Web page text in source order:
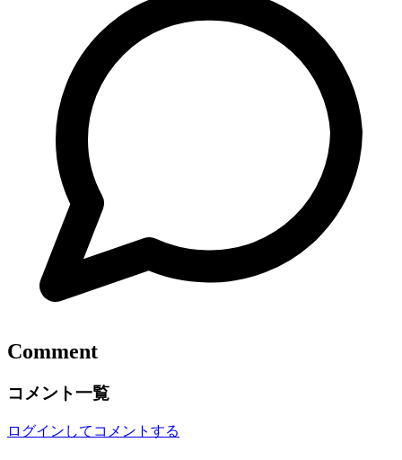
Comment
コメント一覧
ログインしてコメントする